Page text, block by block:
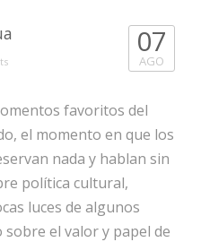
07
AGO
favoritos del
el momento en que los
nada y hablan sin
política cultural,
luces de algunos
el valor y papel de